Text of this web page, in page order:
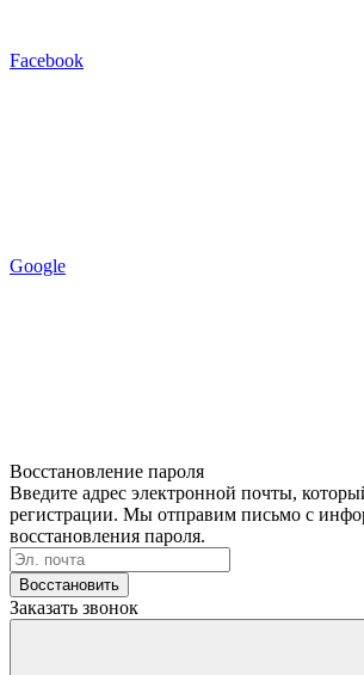
Facebook
Google
Восстановление пароля
Введите адрес электронной почты,
регистрации. Мы отправим письмо с
восстановления пароля.
Восстановить
Заказать звонок